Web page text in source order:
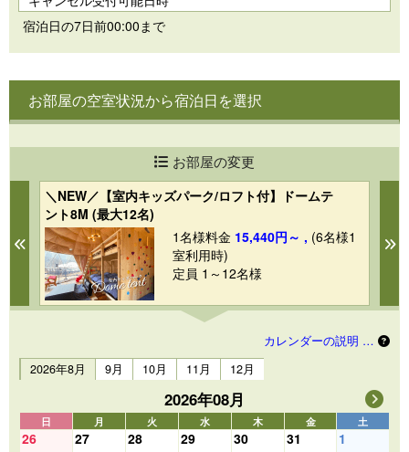
宿泊日の7日前00:00まで
お部屋の空室状況から宿泊日を選択
お部屋の変更
Previous
＼NEW／【室内キッズパーク/ロフト付】ドームテ
ント8M (最大12名)
1名様料金 15,440円～ , (6名様1
室利用時)
定員 1～12名様
カレンダーの説明 …
2026年8月
9月 10月 11月 12月
2026年08月
日 月 火 水 木 金 土
26 27 28 29 30 31 1